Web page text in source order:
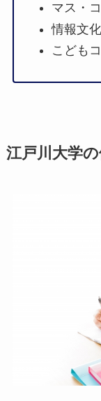
マス・
情報文
こども
江戸川大学